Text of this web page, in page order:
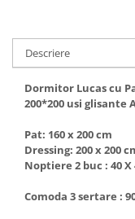
Descriere
Dormitor Lucas cu
200*200 usi glisante
Pat: 160 x 200 cm
Dressing: 200 x 200
Noptiere 2 buc : 40 X
Comoda 3 sertare :